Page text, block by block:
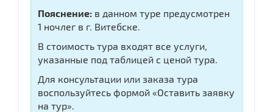
Пояснение: в данном туре предусмотрен
1 ночлег в г. Витебске.
В стоимость тура входят все услуги,
указанные под таблицей с ценой тура.
Для консультации или заказа тура
воспользуйтесь формой «Оставить заявку
на тур».